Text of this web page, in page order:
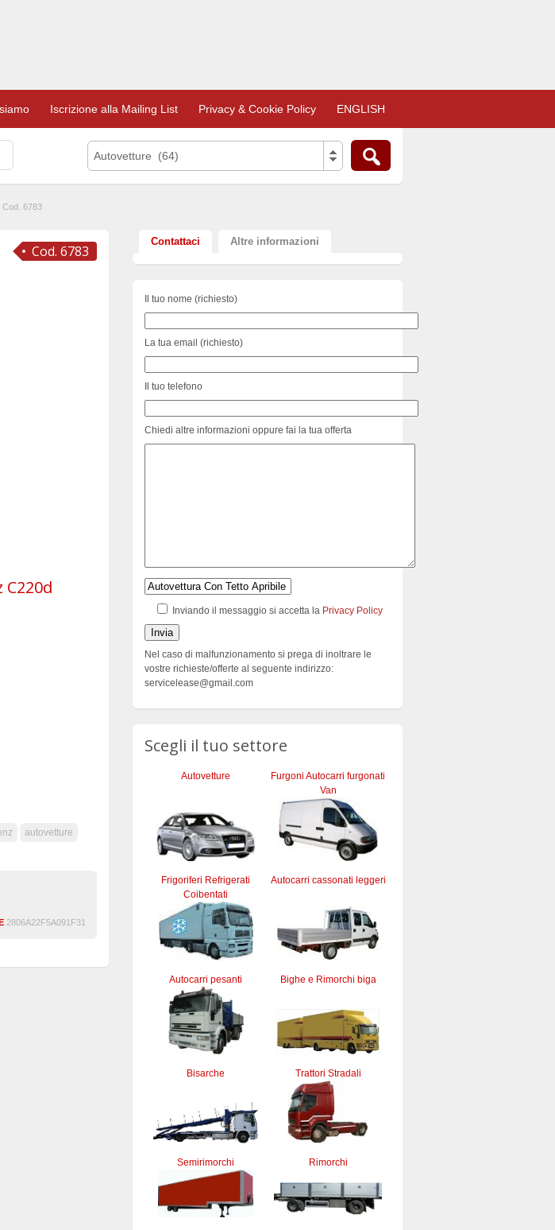
Iscrizione alla Mailing List Privacy & Cookie Policy ENGLISH
Autovetture (64)
Cod. 6783
Cod. 6783
autovetture
2806A22F5A091F31
Contattaci Altre informazioni
Il tuo nome (richiesto)
La tua email (richiesto)
Il tuo telefono
Chiedi altre informazioni oppure fai la tua offerta
Inviando il messaggio si accetta la Privacy Policy
Nel caso di malfunzionamento si prega di inoltrare le
vostre richieste/offerte al seguente indirizzo:
servicelease@gmail.com
Scegli il tuo settore
Autovetture
Furgoni Autocarri furgonati
Van
Frigoriferi Refrigerati
Coibentati
Autocarri cassonati leggeri
Autocarri pesanti Bighe e Rimorchi biga
Bisarche Trattori Stradali
Semirimorchi Rimorchi